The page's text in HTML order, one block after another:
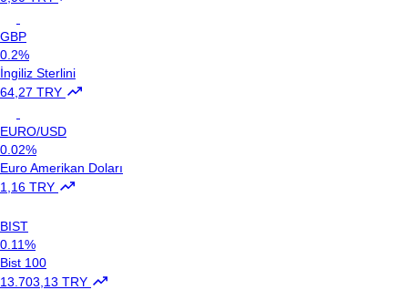
GBP
0.2%
İngiliz Sterlini
64,27 TRY
EURO/USD
0.02%
Euro Amerikan Doları
1,16 TRY
BIST
0.11%
Bist 100
13.703,13 TRY